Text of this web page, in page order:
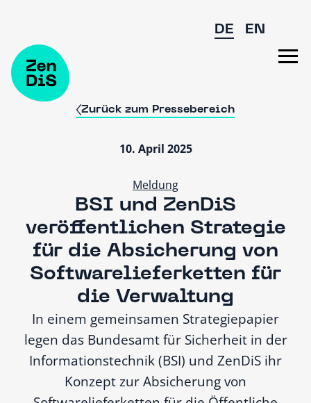
DE EN
Zurück zum Pressebereich
10. April 2025
Meldung
BSI und ZenDiS
veröffentlichen Strategie
für die Absicherung von
Softwarelieferketten für
die Verwaltung
In einem gemeinsamen Strategiepapier
legen das Bundesamt für Sicherheit in der
Informationstechnik (BSI) und ZenDiS ihr
Konzept zur Absicherung von